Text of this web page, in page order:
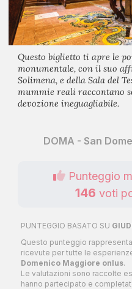
Questo biglietto ti apre le
monumentale, con il suo
Solimena, e della Sala del
mummie reali raccontano
devozione ineguagliabile.
DOMA - San
Punteggio
146 voti
PUNTEGGIO BASATO SU
Questo punteggio
ricevute per tutte le
Domenico Maggiore onlus.
Le valutazioni sono raccolte
hanno partecipato e